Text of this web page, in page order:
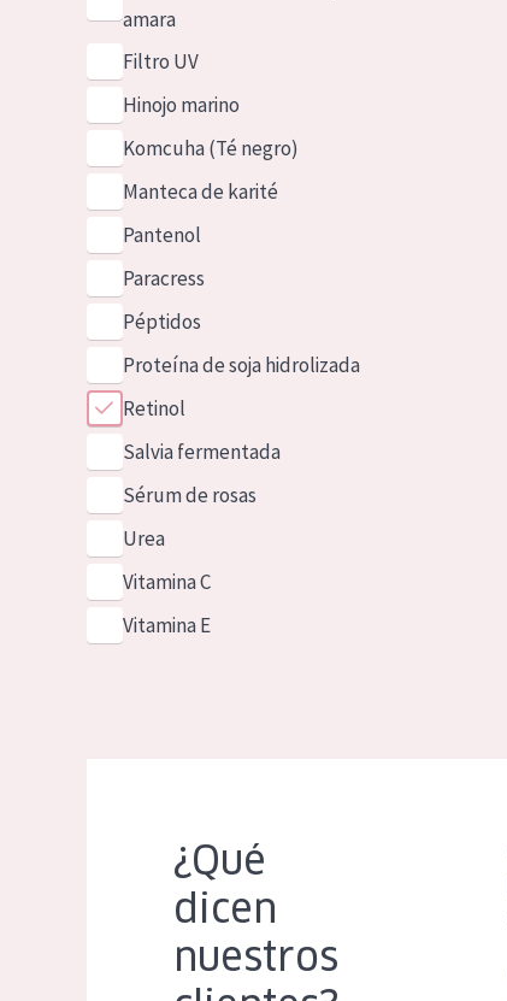
amara
Filtro UV
Hinojo marino
Komcuha (Té negro)
Manteca de karité
Pantenol
Paracress
Péptidos
Proteína de soja hidrolizada
Retinol
Salvia fermentada
Sérum de rosas
Urea
Vitamina C
Vitamina E
¿Qué
dicen
nuestros